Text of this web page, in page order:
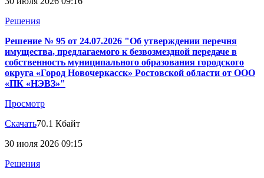
Решения
Решение № 95 от 24.07.2026 "Об утверждении перечня
имущества, предлагаемого к безвозмездной передаче в
собственность муниципального образования городского
округа «Город Новочеркасск» Ростовской области от ООО
«ПК «НЭВЗ»"
Просмотр
Скачать70.1 Кбайт
30 июля 2026 09:15
Решения